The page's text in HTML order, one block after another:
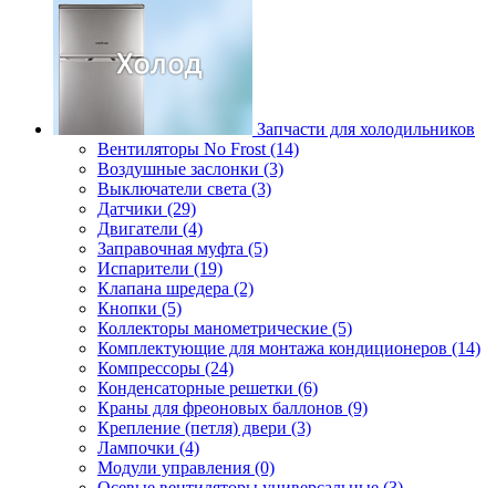
Запчасти для холодильников
Вентиляторы No Frost (14)
Воздушные заслонки (3)
Выключатели света (3)
Датчики (29)
Двигатели (4)
Заправочная муфта (5)
Испарители (19)
Клапана шредера (2)
Кнопки (5)
Коллекторы манометрические (5)
Комплектующие для монтажа кондиционеров (14)
Компрессоры (24)
Конденсаторные решетки (6)
Краны для фреоновых баллонов (9)
Крепление (петля) двери (3)
Лампочки (4)
Модули управления (0)